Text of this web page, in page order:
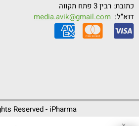
כתובת: רבין 3 פתח תקווה
דוא"ל: media.avik@gmail.com
Reserved - iPharma